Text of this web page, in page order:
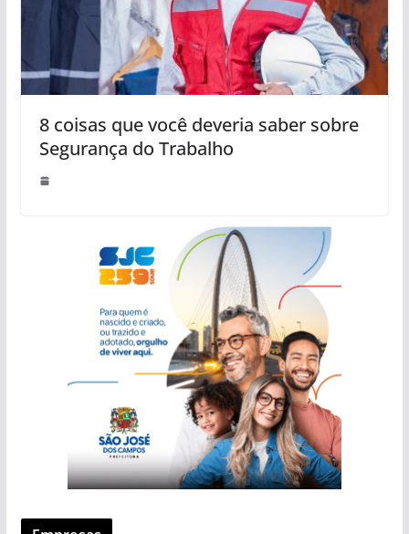
8 coisas que você deveria saber sobre
Segurança do Trabalho